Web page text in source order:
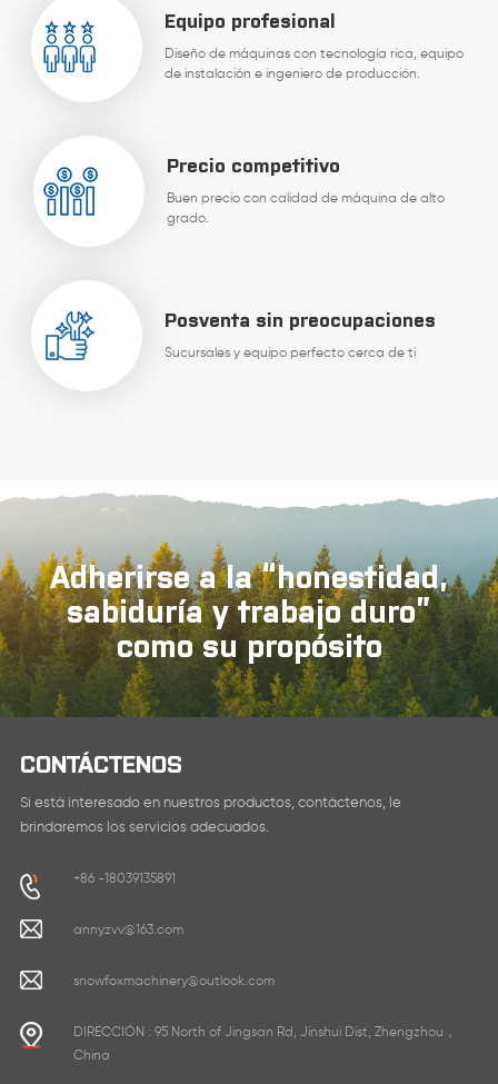
Equipo profesional
Diseño de máquinas con tecnología rica, equipo
de instalación e ingeniero de producción.
Precio competitivo
Buen precio con calidad de máquina de alto
grado.
Posventa sin preocupaciones
Sucursales y equipo perfecto cerca de ti
Adherirse a la “honestidad,
sabiduría y trabajo duro”
como su propósito
CONTÁCTENOS
Si está interesado en nuestros productos, contáctenos, le
brindaremos los servicios adecuados.
+86 -18039135891
annyzvv@163.com
snowfoxmachinery@outlook.com
DIRECCIÓN : 95 North of Jingsan Rd, Jinshui Dist, Zhengzhou，
China